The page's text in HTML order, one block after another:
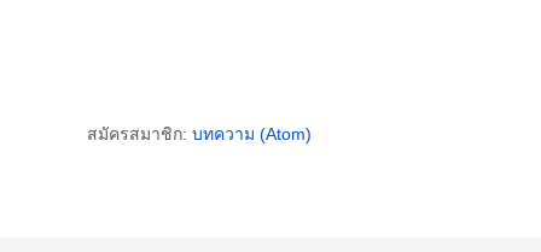
สมัครสมาชิก: บทความ (Atom)